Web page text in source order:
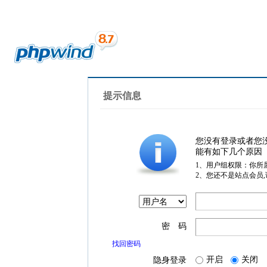
提示信息
您没有登录或者您
能有如下几个原因
1、用户组权限：你所
2、您还不是站点会员
密 码
找回密码
隐身登录 开启 关闭